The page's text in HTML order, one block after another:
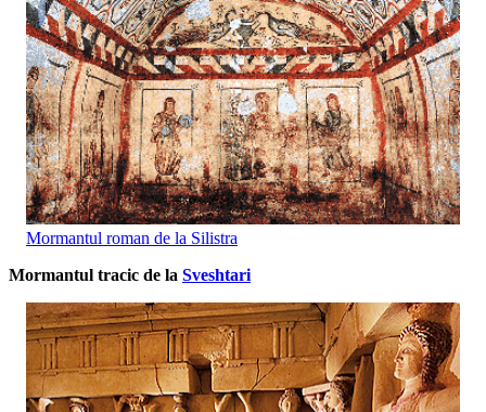
Mormantul roman de la Silistra
Mormantul tracic de la Sveshtari